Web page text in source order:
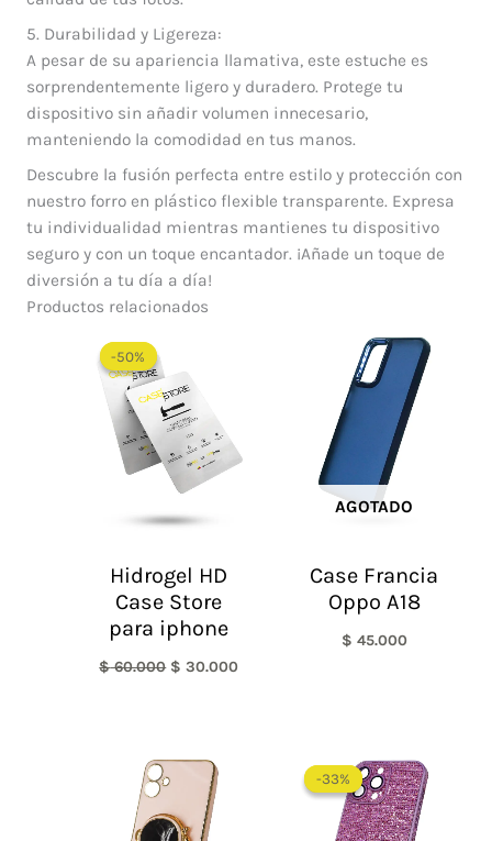
5. Durabilidad y Ligereza:
A pesar de su apariencia llamativa, este estuche es
sorprendentemente ligero y duradero. Protege tu
dispositivo sin añadir volumen innecesario,
manteniendo la comodidad en tus manos.
Descubre la fusión perfecta entre estilo y protección con
nuestro forro en plástico flexible transparente. Expresa
tu individualidad mientras mantienes tu dispositivo
seguro y con un toque encantador. ¡Añade un toque de
diversión a tu día a día!
Productos relacionados
-50%
-50%
Hidrogel HD
Case Store
para iphone
$60.000
era:
$ 60.000.
$ 30.000
AGOTADO
Case Francia
Oppo A18
$ 45.000
-33%
-33%
precio
original
era:
$ 60.000.